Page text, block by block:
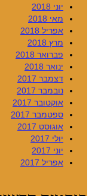
יוני 2018
מאי 2018
אפריל 2018
מרץ 2018
פברואר 2018
ינואר 2018
דצמבר 2017
נובמבר 2017
אוקטובר 2017
ספטמבר 2017
אוגוסט 2017
יולי 2017
יוני 2017
אפריל 2017